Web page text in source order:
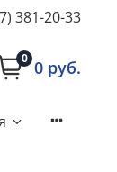
381-20-33
0 0 руб.